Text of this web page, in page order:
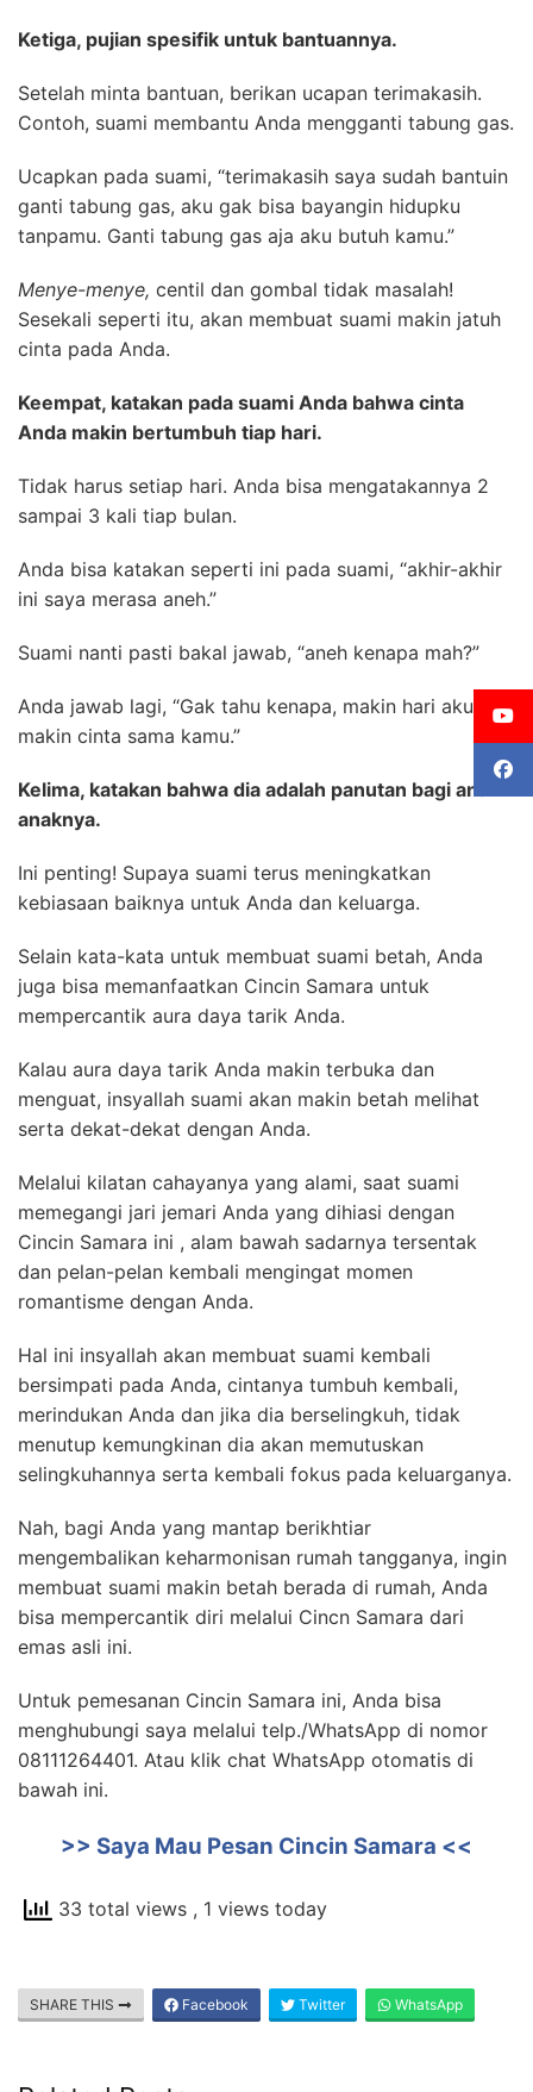
Ketiga, pujian spesifik untuk bantuannya.
Setelah minta bantuan, berikan ucapan terimakasih.
Contoh, suami membantu Anda mengganti tabung gas.
Ucapkan pada suami, “terimakasih saya sudah bantuin
ganti tabung gas, aku gak bisa bayangin hidupku
tanpamu. Ganti tabung gas aja aku butuh kamu.”
Menye-menye, centil dan gombal tidak masalah!
Sesekali seperti itu, akan membuat suami makin jatuh
cinta pada Anda.
Keempat, katakan pada suami Anda bahwa cinta
Anda makin bertumbuh tiap hari.
Tidak harus setiap hari. Anda bisa mengatakannya 2
sampai 3 kali tiap bulan.
Anda bisa katakan seperti ini pada suami, “akhir-akhir
ini saya merasa aneh.”
Suami nanti pasti bakal jawab, “aneh kenapa mah?”
Anda jawab lagi, “Gak tahu kenapa, makin hari aku
makin cinta sama kamu.”
Kelima, katakan bahwa dia adalah panutan bagi anak-
anaknya.
Ini penting! Supaya suami terus meningkatkan
kebiasaan baiknya untuk Anda dan keluarga.
Selain kata-kata untuk membuat suami betah, Anda
juga bisa memanfaatkan Cincin Samara untuk
mempercantik aura daya tarik Anda.
Kalau aura daya tarik Anda makin terbuka dan
menguat, insyallah suami akan makin betah melihat
serta dekat-dekat dengan Anda.
Melalui kilatan cahayanya yang alami, saat suami
memegangi jari jemari Anda yang dihiasi dengan
Cincin Samara ini , alam bawah sadarnya tersentak
dan pelan-pelan kembali mengingat momen
romantisme dengan Anda.
Hal ini insyallah akan membuat suami kembali
bersimpati pada Anda, cintanya tumbuh kembali,
merindukan Anda dan jika dia berselingkuh, tidak
menutup kemungkinan dia akan memutuskan
selingkuhannya serta kembali fokus pada keluarganya.
Nah, bagi Anda yang mantap berikhtiar
mengembalikan keharmonisan rumah tangganya, ingin
membuat suami makin betah berada di rumah, Anda
bisa mempercantik diri melalui Cincn Samara dari
emas asli ini.
Untuk pemesanan Cincin Samara ini, Anda bisa
menghubungi saya melalui telp./WhatsApp di nomor
08111264401. Atau klik chat WhatsApp otomatis di
bawah ini.
>> Saya Mau Pesan Cincin Samara <<
33 total views , 1 views today
SHARE THIS Facebook Twitter WhatsApp